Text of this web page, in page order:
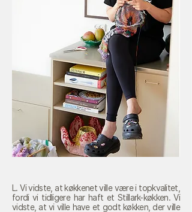
L. Vi vidste, at køkkenet ville være i topkvalitet,
fordi vi tidligere har haft et Stillark-køkken. Vi
vidste, at vi ville have et godt køkken, der ville